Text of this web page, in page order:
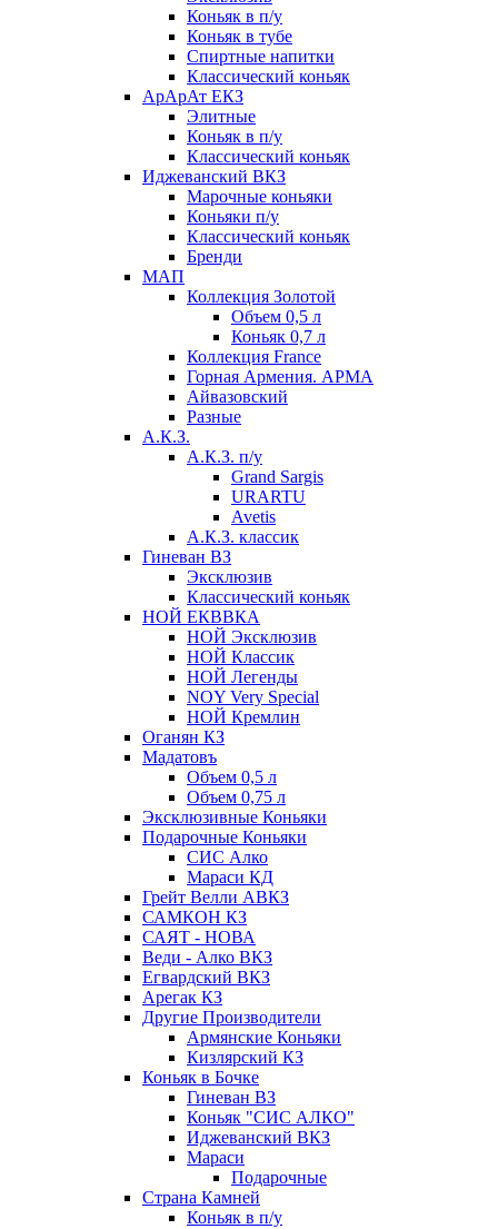
Коньяк в п/у
Коньяк в тубе
Спиртные напитки
Классический коньяк
АрАрАт ЕКЗ
Элитные
Коньяк в п/у
Классический коньяк
Иджеванский ВКЗ
Марочные коньяки
Коньяки п/у
Классический коньяк
Бренди
МАП
Коллекция Золотой
Объем 0,5 л
Коньяк 0,7 л
Коллекция France
Горная Армения. АРМА
Айвазовский
Разные
А.К.З.
А.К.З. п/у
Grand Sargis
URARTU
Avetis
А.К.З. классик
Гиневан ВЗ
Эксклюзив
Классический коньяк
НОЙ ЕКВВКА
НОЙ Эксклюзив
НОЙ Классик
НОЙ Легенды
NOY Very Speсial
НОЙ Кремлин
Оганян КЗ
Мадатовъ
Объем 0,5 л
Объем 0,75 л
Эксклюзивные Коньяки
Подарочные Коньяки
СИС Алко
Мараси КД
Грейт Велли АВКЗ
САМКОН КЗ
САЯТ - НОВА
Веди - Алко ВКЗ
Егвардский ВКЗ
Арегак КЗ
Другие Производители
Армянские Коньяки
Кизлярский КЗ
Коньяк в Бочке
Гиневан ВЗ
Коньяк "СИС АЛКО"
Иджеванский ВКЗ
Мараси
Подарочные
Страна Камней
Коньяк в п/у